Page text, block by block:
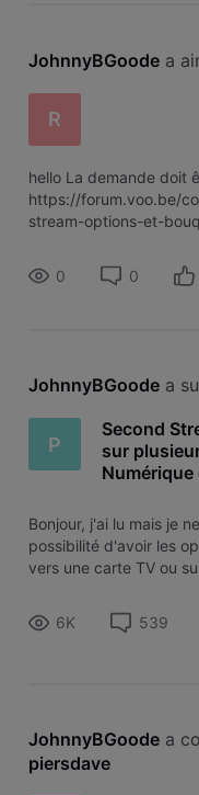
JohnnyBGoode a
R
hello La demande doit
https://forum.voo.be/
stream-options-et-
voobox/
0 0
JohnnyBGoode a
P
Second
sur
Numérique
Bonjour, j'ai lu mais je
possibilité d'avoir les
vers une carte TV ou
6K
539
JohnnyBGoode a
piersdave